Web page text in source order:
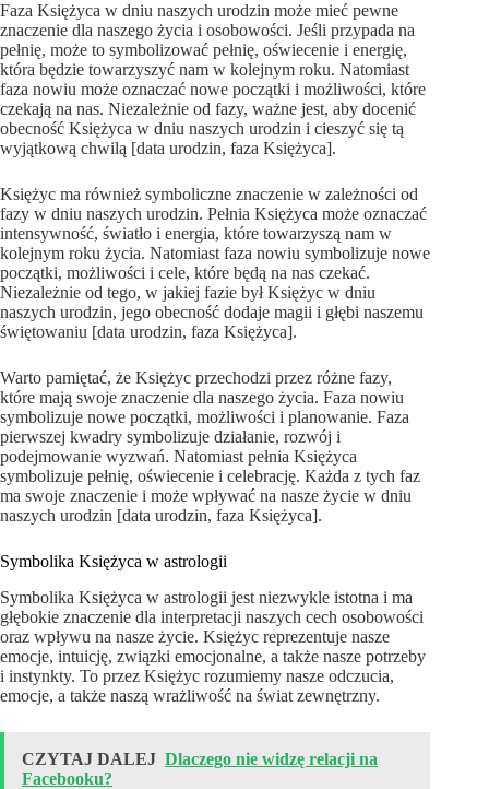
Faza Księżyca w dniu naszych urodzin może mieć pewne
znaczenie dla naszego życia i osobowości. Jeśli przypada na
pełnię, może to symbolizować pełnię, oświecenie i energię,
która będzie towarzyszyć nam w kolejnym roku. Natomiast
faza nowiu może oznaczać nowe początki i możliwości, które
czekają na nas. Niezależnie od fazy, ważne jest, aby docenić
obecność Księżyca w dniu naszych urodzin i cieszyć się tą
wyjątkową chwilą [data urodzin, faza Księżyca].
Księżyc ma również symboliczne znaczenie w zależności od
fazy w dniu naszych urodzin. Pełnia Księżyca może oznaczać
intensywność, światło i energia, które towarzyszą nam w
kolejnym roku życia. Natomiast faza nowiu symbolizuje nowe
początki, możliwości i cele, które będą na nas czekać.
Niezależnie od tego, w jakiej fazie był Księżyc w dniu
naszych urodzin, jego obecność dodaje magii i głębi naszemu
świętowaniu [data urodzin, faza Księżyca].
Warto pamiętać, że Księżyc przechodzi przez różne fazy,
które mają swoje znaczenie dla naszego życia. Faza nowiu
symbolizuje nowe początki, możliwości i planowanie. Faza
pierwszej kwadry symbolizuje działanie, rozwój i
podejmowanie wyzwań. Natomiast pełnia Księżyca
symbolizuje pełnię, oświecenie i celebrację. Każda z tych faz
ma swoje znaczenie i może wpływać na nasze życie w dniu
naszych urodzin [data urodzin, faza Księżyca].
Symbolika Księżyca w astrologii
Symbolika Księżyca w astrologii jest niezwykle istotna i ma
głębokie znaczenie dla interpretacji naszych cech osobowości
oraz wpływu na nasze życie. Księżyc reprezentuje nasze
emocje, intuicję, związki emocjonalne, a także nasze potrzeby
i instynkty. To przez Księżyc rozumiemy nasze odczucia,
emocje, a także naszą wrażliwość na świat zewnętrzny.
CZYTAJ DALEJ Dlaczego nie widzę relacji na
Facebooku?